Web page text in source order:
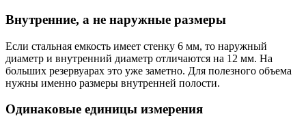
Внутренние, а не наружные размеры
Если стальная емкость имеет стенку 6 мм, то наружный
диаметр и внутренний диаметр отличаются на 12 мм. На
больших резервуарах это уже заметно. Для полезного объема
нужны именно размеры внутренней полости.
Одинаковые единицы измерения